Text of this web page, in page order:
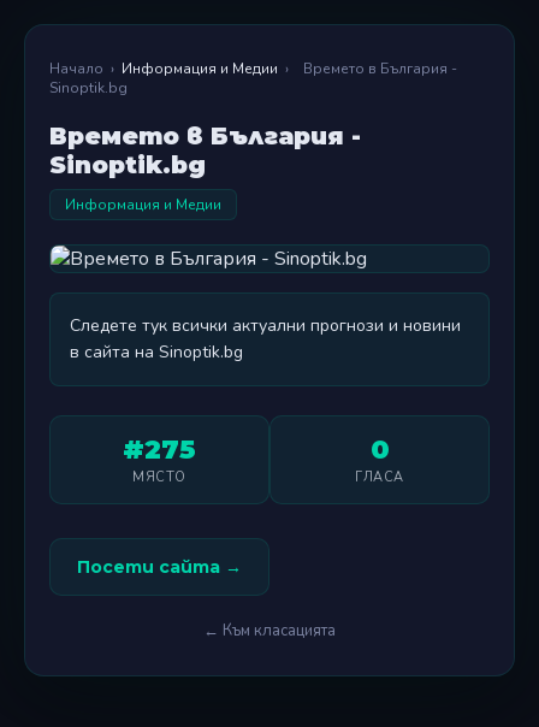
Начало › Информация и Медии ›
Времето в България -
Sinoptik.bg
Времето в България -
Sinoptik.bg
Информация и Медии
Следете тук всички актуални прогнози и новини
в сайта на Sinoptik.bg
#275
МЯСТО
0
ГЛАСА
Посети сайта →
← Към класацията